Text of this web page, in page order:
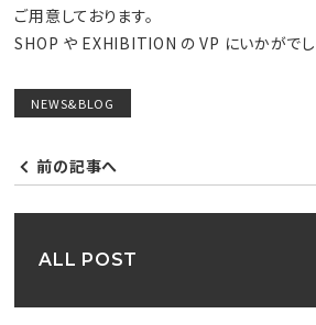
ご用意しております。
SHOP や EXHIBITION の VP にいかがでし
NEWS&BLOG
前の記事へ
ALL POST